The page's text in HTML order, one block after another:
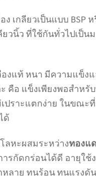
ง เกลียวเป็นแบบ BSP
ยวนิ้ว ที่ใช้กันทั่วไปเป็น
งแท้ หนา มีความแข็ง
คือ แข็งเพียงพอสำหรั
ปราะแตกง่าย ในขณะ
ด้
ลหะผสมระหว่างทองแ
รกัดกร่อนได้ดี อายุใช้
ลาย ทนร้อน ทนแรงดั